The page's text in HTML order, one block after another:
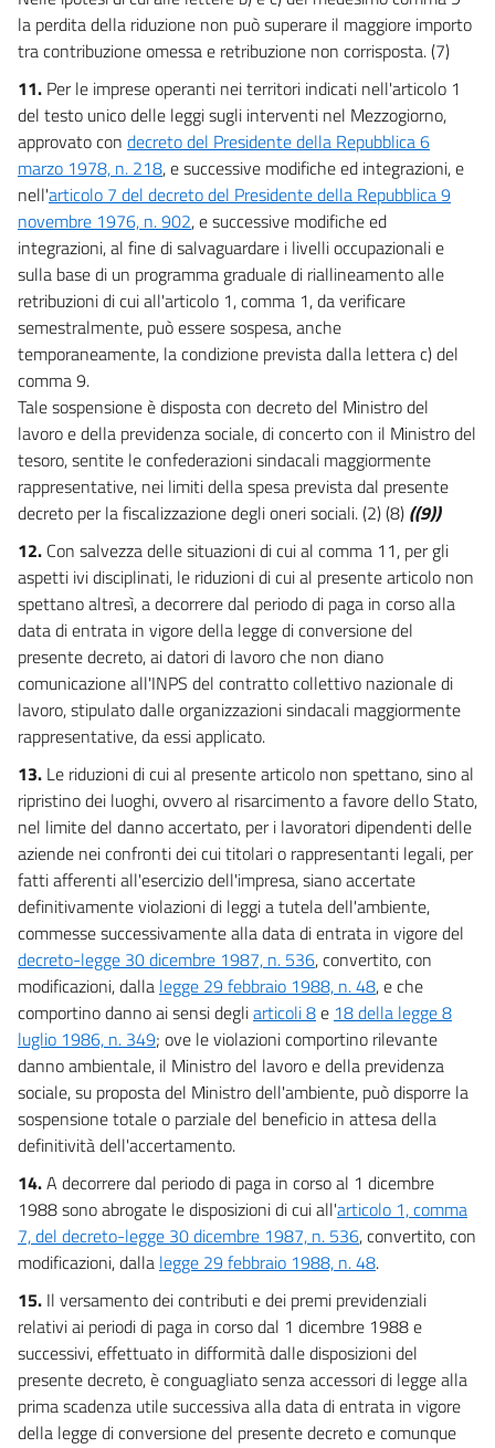
la perdita della riduzione non può superare il maggiore importo
tra contribuzione omessa e retribuzione non corrisposta. (7)
11. Per le imprese operanti nei territori indicati nell'articolo 1
del testo unico delle leggi sugli interventi nel Mezzogiorno,
approvato con decreto del Presidente della Repubblica 6
marzo 1978, n. 218, e successive modifiche ed integrazioni, e
nell'articolo 7 del decreto del Presidente della Repubblica 9
novembre 1976, n. 902, e successive modifiche ed
integrazioni, al fine di salvaguardare i livelli occupazionali e
sulla base di un programma graduale di riallineamento alle
retribuzioni di cui all'articolo 1, comma 1, da verificare
semestralmente, può essere sospesa, anche
temporaneamente, la condizione prevista dalla lettera c) del
comma 9.
Tale sospensione è disposta con decreto del Ministro del
lavoro e della previdenza sociale, di concerto con il Ministro del
tesoro, sentite le confederazioni sindacali maggiormente
rappresentative, nei limiti della spesa prevista dal presente
decreto per la fiscalizzazione degli oneri sociali. (2) (8) ((9))
12. Con salvezza delle situazioni di cui al comma 11, per gli
aspetti ivi disciplinati, le riduzioni di cui al presente articolo non
spettano altresì, a decorrere dal periodo di paga in corso alla
data di entrata in vigore della legge di conversione del
presente decreto, ai datori di lavoro che non diano
comunicazione all'INPS del contratto collettivo nazionale di
lavoro, stipulato dalle organizzazioni sindacali maggiormente
rappresentative, da essi applicato.
13. Le riduzioni di cui al presente articolo non spettano, sino al
ripristino dei luoghi, ovvero al risarcimento a favore dello Stato,
nel limite del danno accertato, per i lavoratori dipendenti delle
aziende nei confronti dei cui titolari o rappresentanti legali, per
fatti afferenti all'esercizio dell'impresa, siano accertate
definitivamente violazioni di leggi a tutela dell'ambiente,
commesse successivamente alla data di entrata in vigore del
decreto-legge 30 dicembre 1987, n. 536, convertito, con
modificazioni, dalla legge 29 febbraio 1988, n. 48, e che
comportino danno ai sensi degliarticoli 8e 18 della legge 8
luglio 1986, n. 349; ove le violazioni comportino rilevante
danno ambientale, il Ministro del lavoro e della previdenza
sociale, su proposta del Ministro dell'ambiente, può disporre la
sospensione totale o parziale del beneficio in attesa della
definitività dell'accertamento.
14.A decorrere dal periodo di paga in corso al 1 dicembre
1988 sono abrogate le disposizioni di cui all'articolo 1, comma
7, del decreto-legge 30 dicembre 1987, n. 536, convertito, con
modificazioni, dalla legge 29 febbraio 1988, n. 48.
15. Il versamento dei contributi e dei premi previdenziali
relativi ai periodi di paga in corso dal 1 dicembre 1988 e
successivi, effettuato in difformità dalle disposizioni del
presente decreto, è conguagliato senza accessori di legge alla
prima scadenza utile successiva alla data di entrata in vigore
della legge di conversione del presente decreto e comunque